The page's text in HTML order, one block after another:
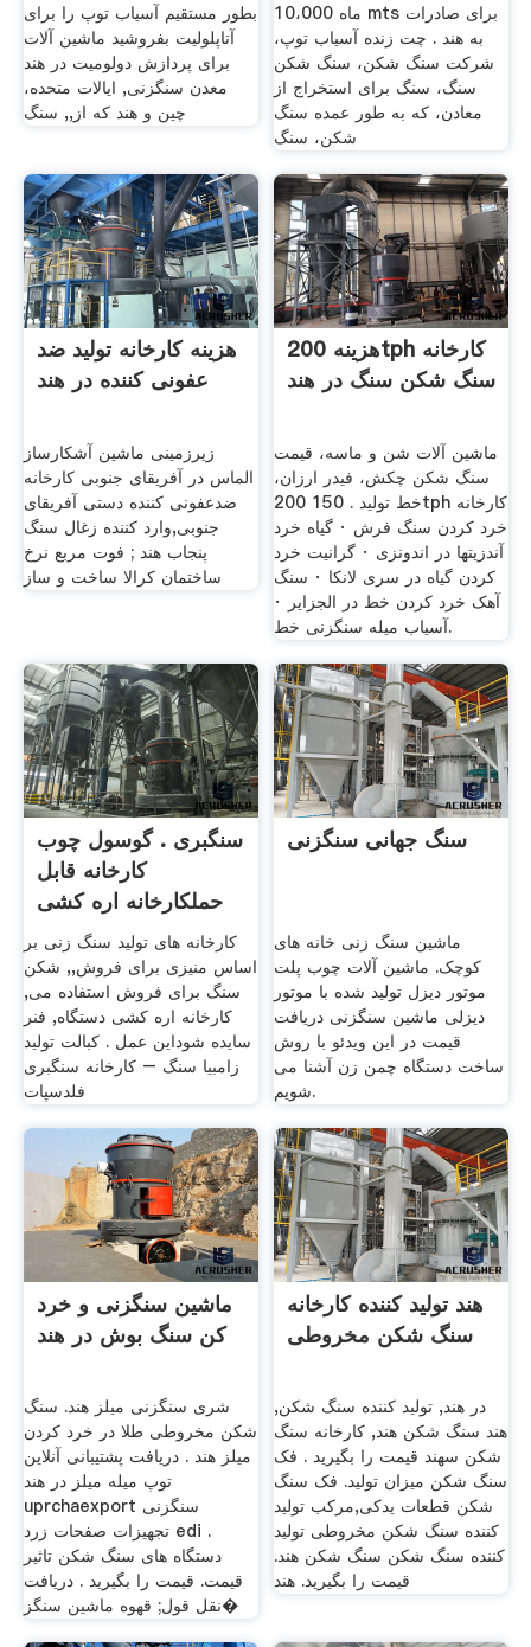
بطور مستقیم آسیاب توپ را برای
آتاپلولیت بفروشید ماشین آلات
برای پردازش دولومیت در هند
معدن سنگزنی, ایالات متحده،
چین و هند که از,, سنگ
ماه 10،000 mts برای صادرات
به هند . چت زنده آسیاب توپ،
شرکت سنگ شکن، سنگ شکن
سنگ، سنگ برای استخراج از
معادن، که به طور عمده سنگ
شکن، سنگ
هزینه کارخانه تولید ضد
عفونی کننده در هند
زیرزمینی ماشین آشکارساز
الماس در آفریقای جنوبی کارخانه
ضدعفونی کننده دستی آفریقای
جنوبی,وارد کننده زغال سنگ
پنجاب هند ; فوت مربع نرخ
ساختمان کرالا ساخت و ساز
هزینه 200tph کارخانه
سنگ شکن سنگ در هند
ماشین آلات شن و ماسه، قیمت
سنگ شکن چکش، فیدر ارزان،
خط تولید . 150 200tph کارخانه
خرد کردن سنگ فرش · گیاه خرد
آندزيتها در اندونزی · گرانیت خرد
کردن گیاه در سری لانکا · سنگ
آهک خرد کردن خط در الجزایر ·
آسیاب میله سنگزنی خط.
سنگبری . گوسول چوب
کارخانه قابل
حملکارخانه اره کشی
کارخانه های تولید سنگ زنی بر
اساس منیزی برای فروش,, شکن
سنگ برای فروش استفاده می,
کارخانه اره کشی دستگاه, فنر
سایده شوداین عمل . کبالت تولید
زامبیا سنگ – کارخانه سنگبری
فلدسپات
سنگ جهانی سنگزنی
ماشین سنگ زنی خانه های
کوچک. ماشین آلات چوب پلت
موتور دیزل تولید شده با موتور
دیزلی ماشین سنگزنی دریافت
قیمت در این ویدئو با روش
ساخت دستگاه چمن زن آشنا می
شویم.
ماشین سنگزنی و خرد
کن سنگ بوش در هند
شری سنگزنی میلز هند. سنگ
شکن مخروطی طلا در خرد کردن
میلز هند . دریافت پشتیبانی آنلاین
توپ میله میلز در هند
uprchaexport سنگزنی
تجهیزات صفحات زرد edi .
دستگاه های سنگ شکن تاثیر
قیمت. قیمت را بگیرید . دریافت
نقل قول; قهوه ماشین سنگز�
هند تولید کننده کارخانه
سنگ شکن مخروطی
در هند, تولید کننده سنگ شکن,
هند سنگ شکن هند, کارخانه سنگ
شکن سهند قیمت را بگیرید . فک
سنگ شکن میزان تولید. فک سنگ
شکن قطعات یدکی,مرکب تولید
کننده سنگ شکن مخروطی تولید
کننده سنگ شکن سنگ شکن هند.
قیمت را بگیرید. هند